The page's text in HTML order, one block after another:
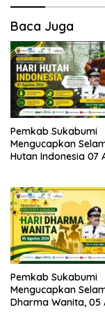
Baca Juga
Pemkab Sukabumi
Mengucapkan
Hutan Indonesia 07
Pemkab Sukabumi
Mengucapkan
Dharma Wanita, 05